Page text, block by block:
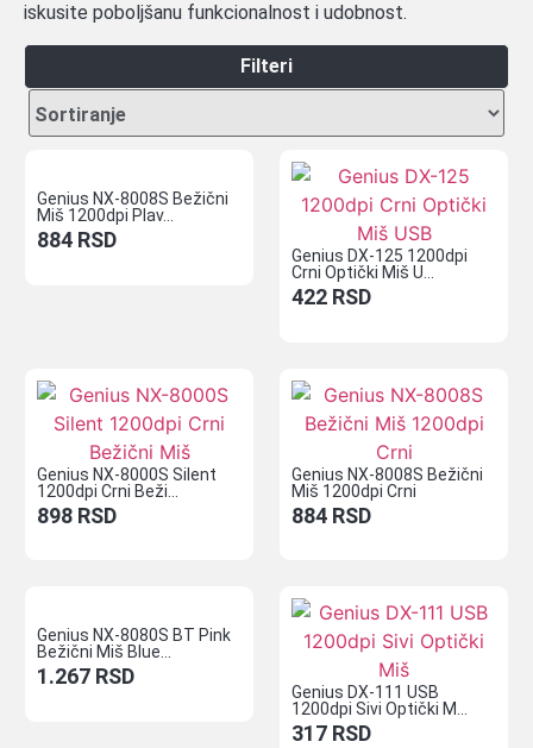
iskusite poboljšanu funkcionalnost i udobnost.
Filteri
Genius NX-8008S Bežični
Miš 1200dpi Plav...
884 RSD
Genius DX-125 1200dpi
Crni Optički Miš U...
422 RSD
Genius NX-8000S Silent
1200dpi Crni Beži...
898 RSD
Genius NX-8008S Bežični
Miš 1200dpi Crni
884 RSD
Genius NX-8080S BT Pink
Bežični Miš Blue...
1.267 RSD
Genius DX-111 USB
1200dpi Sivi Optički M...
317 RSD